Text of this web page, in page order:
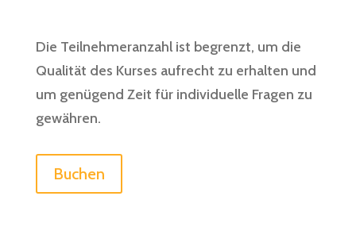
Die Teilnehmeranzahl ist begrenzt, um die
Qualität des Kurses aufrecht zu erhalten und
um genügend Zeit für individuelle Fragen zu
gewähren.
Buchen